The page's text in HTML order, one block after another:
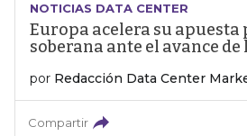
NOTICIAS DATA CENTER
Europa acelera su apuesta
soberana ante el avance
por Redacción Data Center
Compartir